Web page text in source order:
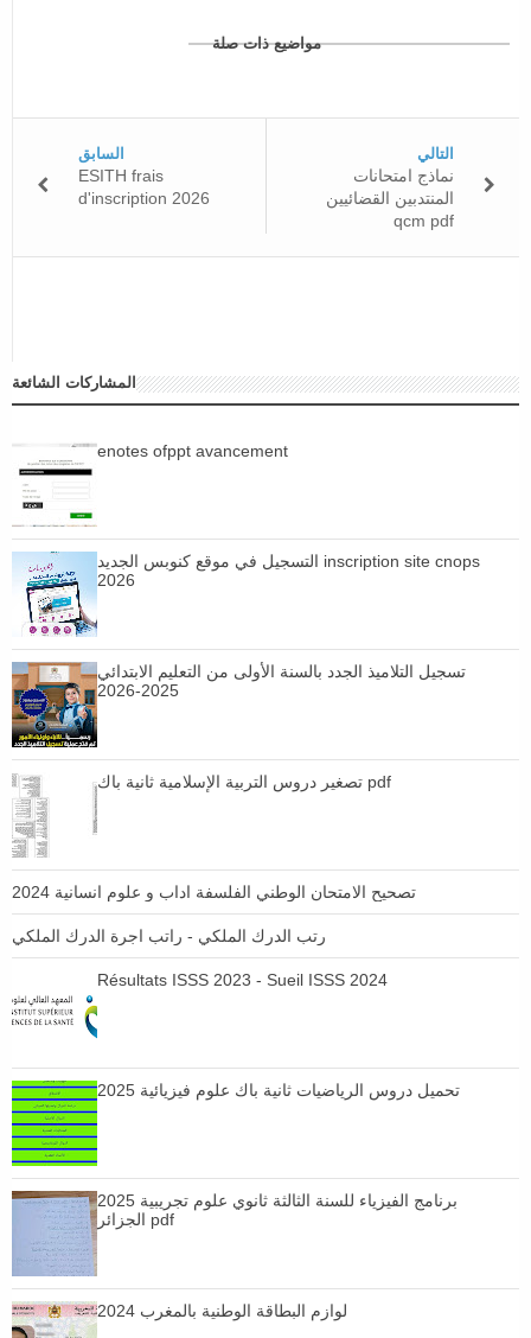
مواضيع ذات صلة
التالي
نماذج امتحانات
المنتدبين القضائيين
qcm pdf
السابق
ESITH frais
d'inscription 2026
المشاركات الشائعة
enotes ofppt avancement
التسجيل في موقع كنوبس الجديد inscription site cnops
2026
تسجيل التلاميذ الجدد بالسنة الأولى من التعليم الابتدائي
2025-2026
تصغير دروس التربية الإسلامية ثانية باك pdf
تصحيح الامتحان الوطني الفلسفة اداب و علوم انسانية 2024
رتب الدرك الملكي - راتب اجرة الدرك الملكي
Résultats ISSS 2023 - Sueil ISSS 2024
تحميل دروس الرياضيات ثانية باك علوم فيزيائية 2025
برنامج الفيزياء للسنة الثالثة ثانوي علوم تجريبية 2025
الجزائر pdf
لوازم البطاقة الوطنية بالمغرب 2024